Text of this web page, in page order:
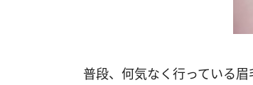
普段、何気なく行っている